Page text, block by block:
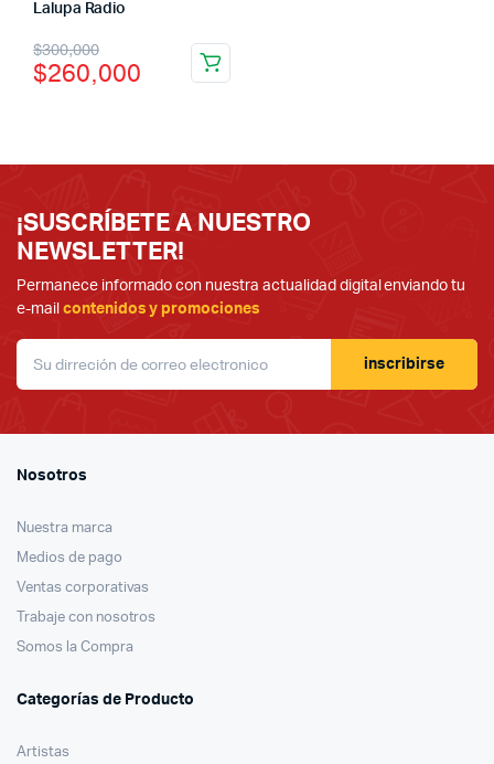
Lalupa Radio
$300,000
El
precio
era:
$260,000
El
precio
es:
¡SUSCRÍBETE A NUESTRO
NEWSLETTER!
Permanece informado con nuestra actualidad digital enviando tu
e-mail contenidos y promociones
inscribirse
Nosotros
Nuestra marca
Medios de pago
Ventas corporativas
Trabaje con nosotros
Somos la Compra
Categorías de Producto
Artistas